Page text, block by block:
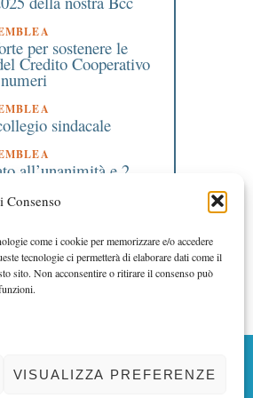
Consenso
come i cookie per memorizzare e/o accedere
tecnologie ci permetterà di elaborare dati come il
sito. Non acconsentire o ritirare il consenso può
VISUALIZZA PREFERENZE
per sostenere le
Credito Cooperativo
sindacale
all’unanimità e 2
PRESIDENTE
insieme
BACK TO TOP